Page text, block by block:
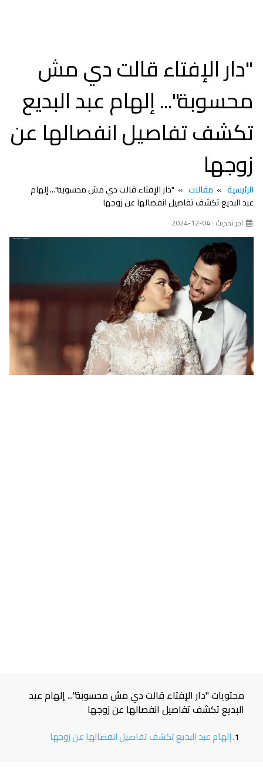
"دار الإفتاء قالت دي مش
محسوبة"... إلهام عبد البديع
تكشف تفاصيل انفصالها عن
زوجها
الرئيسية مقالات
"دار الإفتاء قالت دي مش محسوبة"... إلهام
عبد البديع تكشف تفاصيل انفصالها عن زوجها
اخر تحديث : 04-12-2024
محتويات "دار الإفتاء قالت دي مش محسوبة"... إلهام عبد
البديع تكشف تفاصيل انفصالها عن زوجها
إلهام عبد البديع تكشف تفاصيل انفصالها عن زوجها